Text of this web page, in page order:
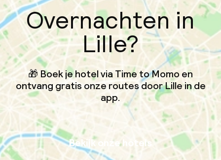
Overnachten in
Lille?
🎁 Boek je hotel via Time to Momo en
ontvang gratis onze routes door Lille in de
app.
Bekijk onze hotels